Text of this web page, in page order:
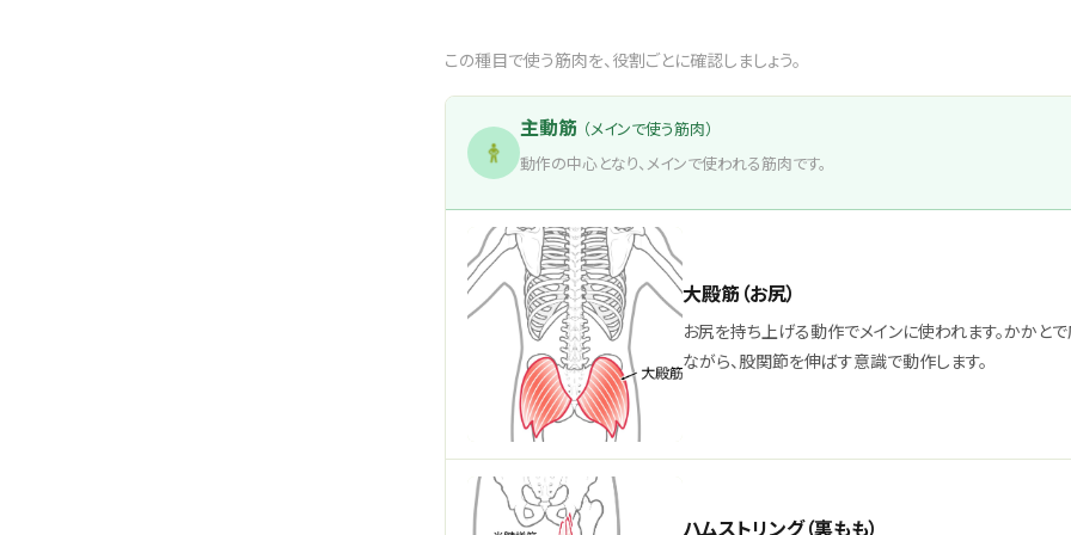
この種目で使う筋肉を、役割ごとに確認しましょう。
主動筋 （メインで使う筋肉）
動作の中心となり、メインで使われる筋肉です。
大殿筋（お尻）
お尻を持ち上げる動作でメインに使われます。かかと
ながら、股関節を伸ばす意識で動作します。
ハムストリング（裏もも）